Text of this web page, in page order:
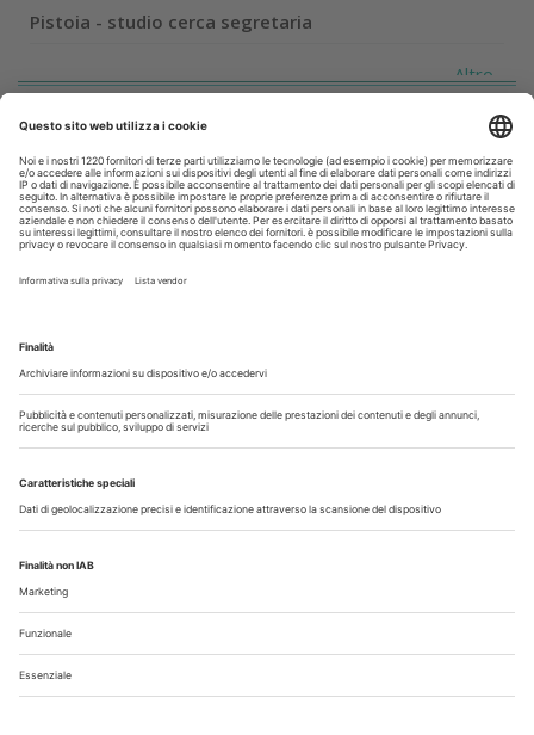
Pistoia - studio cerca segretaria
Altro...
Il flusso di lavoro dell’odontoiatra chairside
Odontoiatria33
Copyright © 2026 - All Rights Reserved